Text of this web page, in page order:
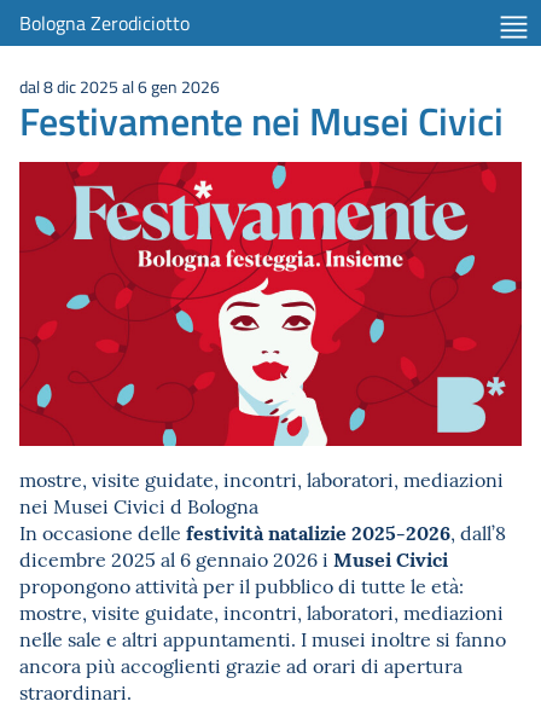
Bologna Zerodiciotto
dal 8 dic 2025 al 6 gen 2026
Festivamente nei Musei Civici
mostre, visite guidate, incontri, laboratori, mediazioni
nei Musei Civici d Bologna
In occasione delle festività natalizie 2025-2026, dall’8
dicembre 2025 al 6 gennaio 2026 i Musei Civici
propongono attività per il pubblico di tutte le età:
mostre, visite guidate, incontri, laboratori, mediazioni
nelle sale e altri appuntamenti. I musei inoltre si fanno
ancora più accoglienti grazie ad orari di apertura
straordinari.